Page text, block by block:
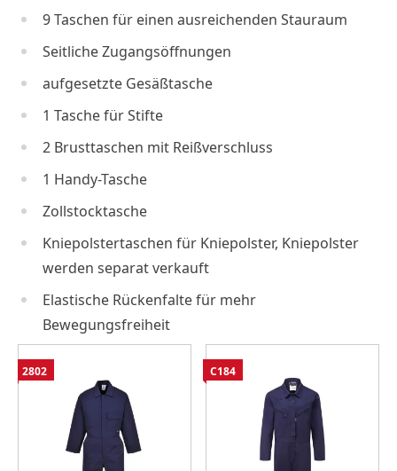
9 Taschen für einen ausreichenden Stauraum
Seitliche Zugangsöffnungen
aufgesetzte Gesäßtasche
1 Tasche für Stifte
2 Brusttaschen mit Reißverschluss
1 Handy-Tasche
Zollstocktasche
Kniepolstertaschen für Kniepolster, Kniepolster
werden separat verkauft
Elastische Rückenfalte für mehr
Bewegungsfreiheit
2802 C184